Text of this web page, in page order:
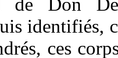
identifiés,
ces